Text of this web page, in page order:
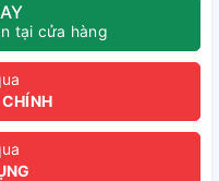
tại cửa hàng